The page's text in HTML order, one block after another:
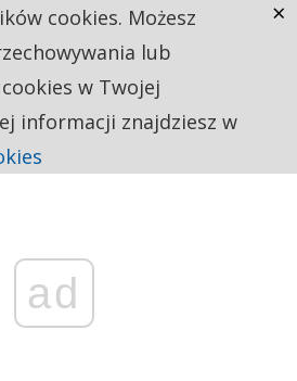
ad
cookies. Możesz
lub
w Twojej
informacji znajdziesz w
×